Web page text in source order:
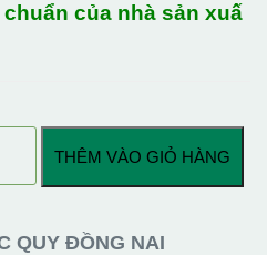
của nhà sản xuấ
THÊM VÀO GIỎ HÀNG
QUY ĐỒNG NAI